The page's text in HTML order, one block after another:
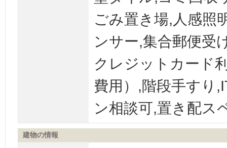
ごみ置き場,人感照
ンサー,集合郵便受
クレジットカード
費用）,階段手すり
ン相談可,置き配ス
建物の情報